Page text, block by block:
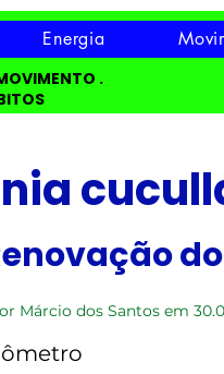
Energia
.
Márcio dos Santos em